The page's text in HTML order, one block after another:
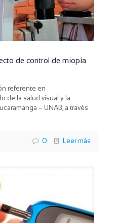
de control de miopía
referente en
de la salud visual y la
– UNAB, a través
0 Leer más